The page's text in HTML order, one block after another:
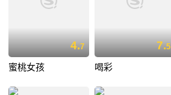
4.7
蜜桃女孩
7.5
喝彩